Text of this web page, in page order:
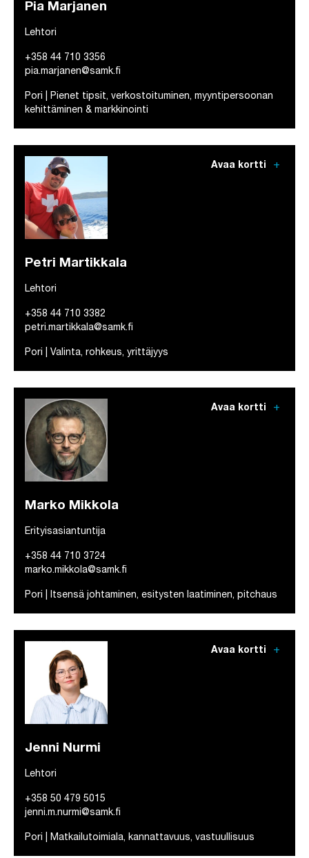
Pia Marjanen
Lehtori
+358 44 710 3356
pia.marjanen@samk.fi
Pori | Pienet tipsit, verkostoituminen, myyntipersoonan
kehittäminen & markkinointi
Avaa kortti add
Petri Martikkala
Lehtori
+358 44 710 3382
petri.martikkala@samk.fi
Pori | Valinta, rohkeus, yrittäjyys
Avaa kortti add
Marko Mikkola
Erityisasiantuntija
+358 44 710 3724
marko.mikkola@samk.fi
Pori | Itsensä johtaminen, esitysten laatiminen, pitchaus
Avaa kortti add
Jenni Nurmi
Lehtori
+358 50 479 5015
jenni.m.nurmi@samk.fi
Pori | Matkailutoimiala, kannattavuus, vastuullisuus